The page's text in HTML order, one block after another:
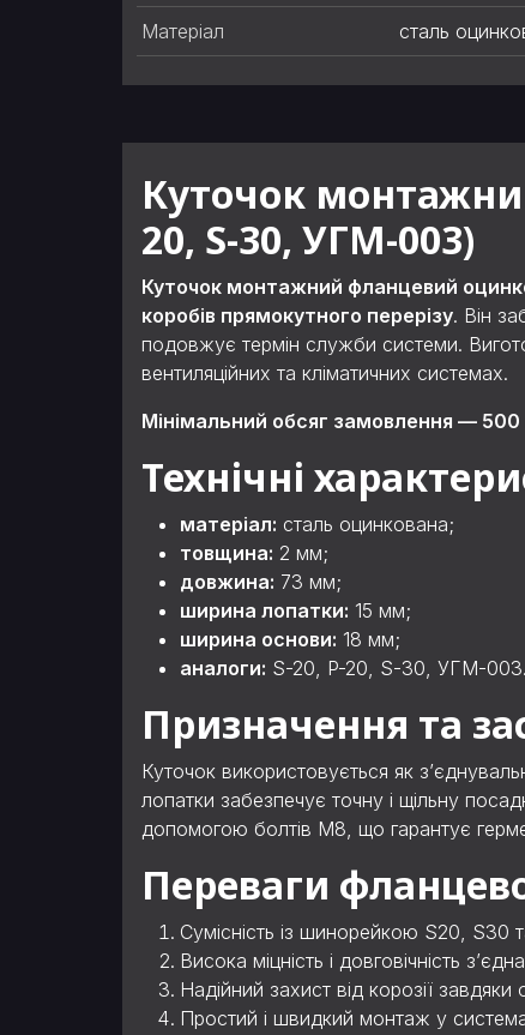
Матеріал сталь
Куточок
20, S-30, УГМ-003)
Куточок монтажний фланцевий
коробів прямокутного перерізу. Він
подовжує термін служби системи.
вентиляційних та кліматичних системах.
Мінімальний обсяг замовлення —
Технічні
матеріал: сталь оцинкована;
товщина: 2 мм;
довжина: 73 мм;
ширина лопатки: 15 мм;
ширина основи: 18 мм;
аналоги: S-20, P-20, S-30, УГМ-003.
Призначення та
Куточок використовується як
лопатки забезпечує точну і щільну
допомогою болтів М8, що гарантує
Переваги
Сумісність із шинорейкою S20, S30
Висока міцність і довговічність
Надійний захист від корозії
Простий і швидкий монтаж у